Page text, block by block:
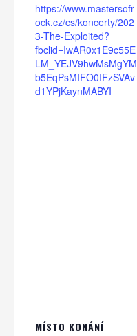
https://www.mastersofr
ock.cz/cs/koncerty/202
3-The-Exploited?
fbclid=IwAR0x1E9c55E
LM_YEJV9hwMsMgYM
b5EqPsMIFO0IFzSVAv
d1YPjKaynMABYI
MÍSTO KONÁNÍ